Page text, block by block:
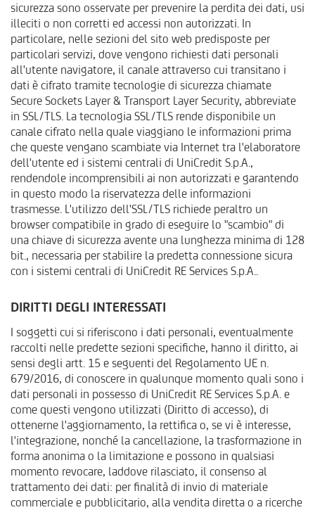
sicurezza sono osservate per prevenire la perdita dei dati, usi
illeciti o non corretti ed accessi non autorizzati. In
particolare, nelle sezioni del sito web predisposte per
particolari servizi, dove vengono richiesti dati personali
all'utente navigatore, il canale attraverso cui transitano i
dati è cifrato tramite tecnologie di sicurezza chiamate
Secure Sockets Layer & Transport Layer Security, abbreviate
in SSL/TLS. La tecnologia SSL/TLS rende disponibile un
canale cifrato nella quale viaggiano le informazioni prima
che queste vengano scambiate via Internet tra l'elaboratore
dell'utente ed i sistemi centrali di UniCredit S.p.A.,
rendendole incomprensibili ai non autorizzati e garantendo
in questo modo la riservatezza delle informazioni
trasmesse. L'utilizzo dell'SSL/TLS richiede peraltro un
browser compatibile in grado di eseguire lo "scambio" di
una chiave di sicurezza avente una lunghezza minima di 128
bit., necessaria per stabilire la predetta connessione sicura
con i sistemi centrali di UniCredit RE Services S.p.A..
DIRITTI DEGLI INTERESSATI
I soggetti cui si riferiscono i dati personali, eventualmente
raccolti nelle predette sezioni specifiche, hanno il diritto, ai
sensi degli artt. 15 e seguenti del Regolamento UE n.
679/2016, di conoscere in qualunque momento quali sono i
dati personali in possesso di UniCredit RE Services S.p.A. e
come questi vengono utilizzati (Diritto di accesso), di
ottenerne l'aggiornamento, la rettifica o, se vi è interesse,
l'integrazione, nonché la cancellazione, la trasformazione in
forma anonima o la limitazione e possono in qualsiasi
momento revocare, laddove rilasciato, il consenso al
trattamento dei dati: per finalità di invio di materiale
commerciale e pubblicitario, alla vendita diretta o a ricerche